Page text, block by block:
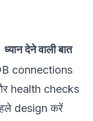
ध्यान देने वाली बात
connections
health checks
design करें